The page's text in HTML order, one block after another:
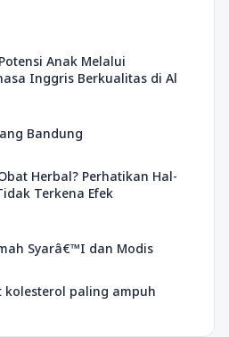
Anak Melalui
Inggris Berkualitas di Al
Bandung
Herbal? Perhatikan Hal-
Terkena Efek
Syarâ€™I dan Modis
kolesterol paling ampuh